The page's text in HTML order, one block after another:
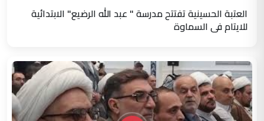
العتبة الحسينية تفتتح مدرسة " عبد الله الرضيع" الابتدائية
للايتام في السماوة